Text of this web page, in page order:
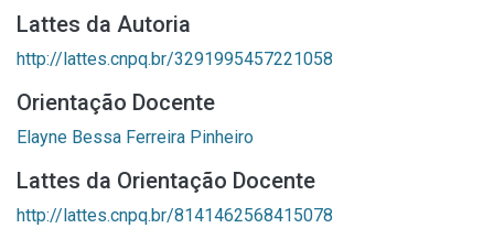
Lattes da Autoria
http://lattes.cnpq.br/3291995457221058
Orientação Docente
Elayne Bessa Ferreira Pinheiro
Lattes da Orientação Docente
http://lattes.cnpq.br/8141462568415078